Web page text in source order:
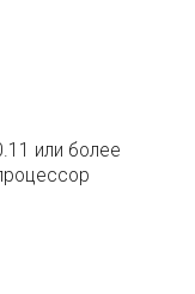
или более